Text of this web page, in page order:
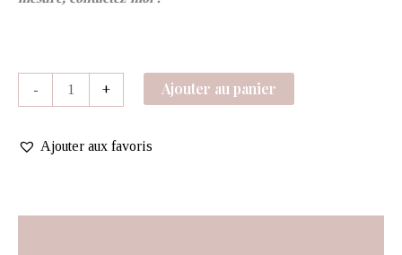
- + Ajouter au panier
Ajouter aux favoris